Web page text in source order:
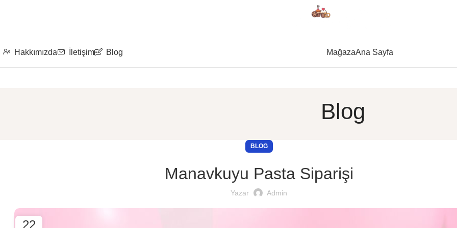
Hakkımızda İletişim Blog MağazaAna Sayfa
Blog
BLOG
Manavkuyu Pasta Siparişi
Yazar Admin
22